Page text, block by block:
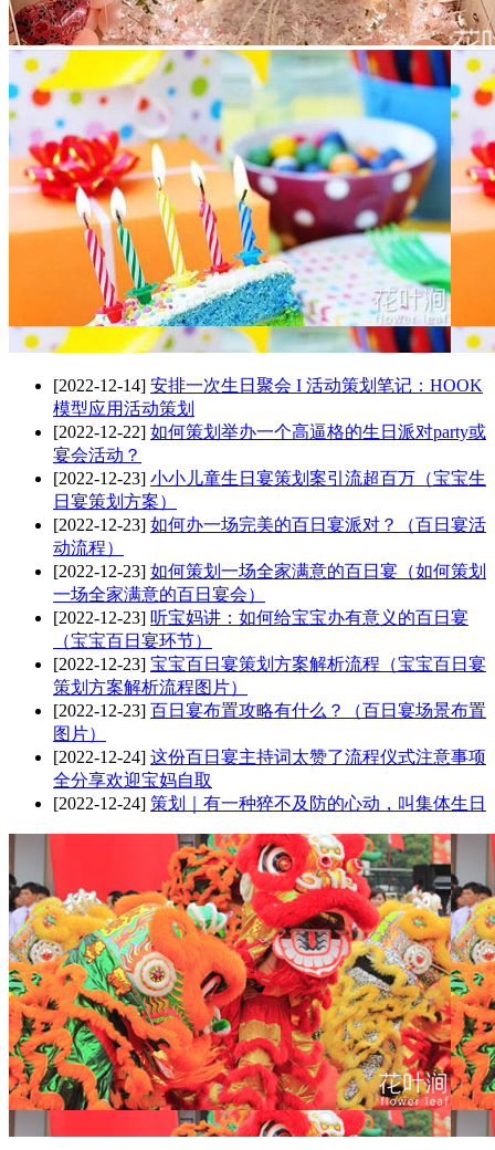
[2022-12-14] 安排一次生日聚会 I 活动策划笔记：HOOK
模型应用活动策划
[2022-12-22] 如何策划举办一个高逼格的生日派对party或
宴会活动？
[2022-12-23] 小小儿童生日宴策划案引流超百万（宝宝生
日宴策划方案）
[2022-12-23] 如何办一场完美的百日宴派对？（百日宴活
动流程）
[2022-12-23] 如何策划一场全家满意的百日宴（如何策划
一场全家满意的百日宴会）
[2022-12-23] 听宝妈讲：如何给宝宝办有意义的百日宴
（宝宝百日宴环节）
[2022-12-23] 宝宝百日宴策划方案解析流程（宝宝百日宴
策划方案解析流程图片）
[2022-12-23] 百日宴布置攻略有什么？（百日宴场景布置
图片）
[2022-12-24] 这份百日宴主持词太赞了流程仪式注意事项
全分享欢迎宝妈自取
[2022-12-24] 策划｜有一种猝不及防的心动，叫集体生日